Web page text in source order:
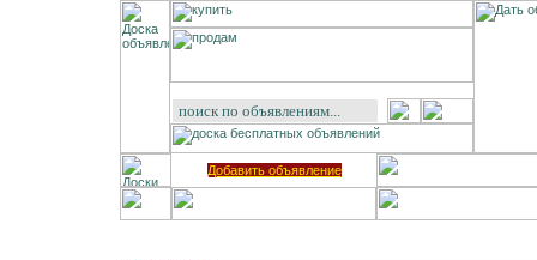
Добавить объявление